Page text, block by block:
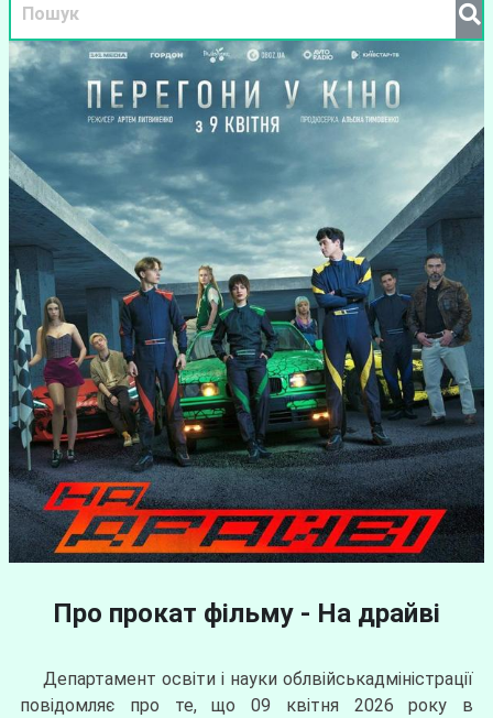
Про прокат фільму - На драйві
Департамент освіти i науки облвійськадміністрації
повідомляє про те, що 09 квітня 2026 року в